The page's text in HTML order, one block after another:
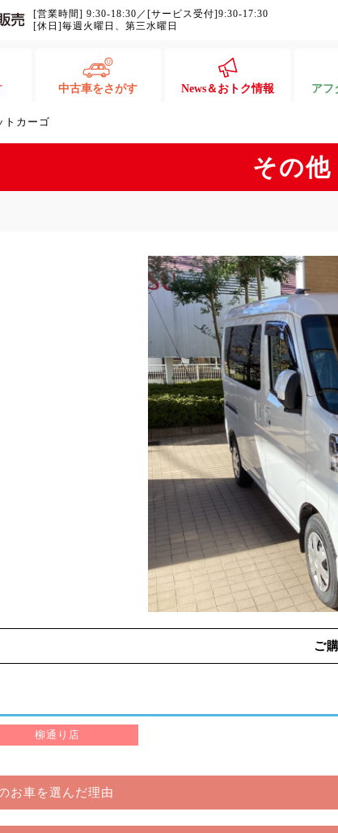
[営業時間] 9:30-18:30／[サービス受付]9:30-17:30
[休日]毎週火曜日、第三水曜日
中古車をさがす News＆おトク情報 アフ
トカーゴ
その他
ご
柳通り店
お車を選んだ理由